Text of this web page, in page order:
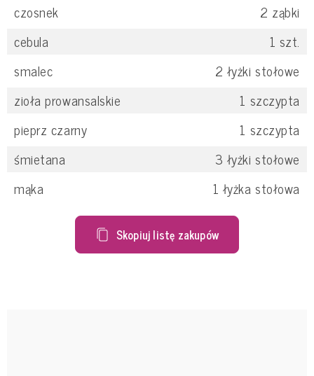
czosnek
2 ząbki
cebula
1 szt.
smalec
2 łyżki stołowe
zioła prowansalskie
1 szczypta
pieprz czarny
1 szczypta
śmietana
3 łyżki stołowe
mąka
1 łyżka stołowa
Skopiuj listę zakupów